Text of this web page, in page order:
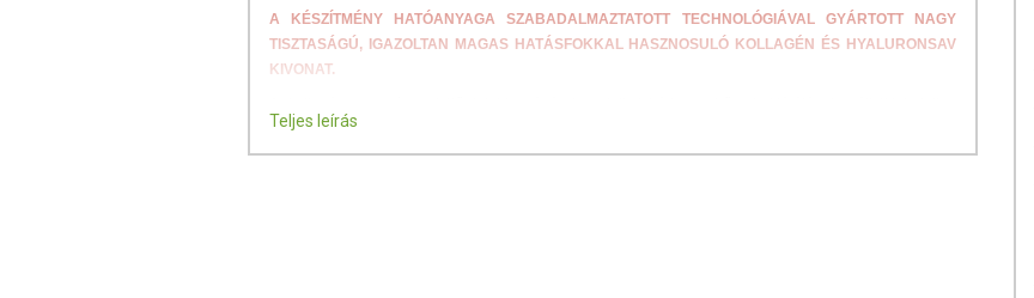
A KÉSZÍTMÉNY HATÓANYAGA SZABADALMAZTATOTT TECHNOLÓGIÁVAL GYÁRTOTT NAGY
TISZTASÁGÚ, IGAZOLTAN MAGAS HATÁSFOKKAL HASZNOSULÓ KOLLAGÉN ÉS HYALURONSAV
KIVONAT.
vázanyaga. A hyaluronsav a porcok építőanyaga. E készítmény a szer­vezet számára könnyen hasznosuló
kollagén és hyalu­ronsav mellett C-vitamint is tartalmaz, mely hozzájárul a megfelelő kollagén
Teljes leírás